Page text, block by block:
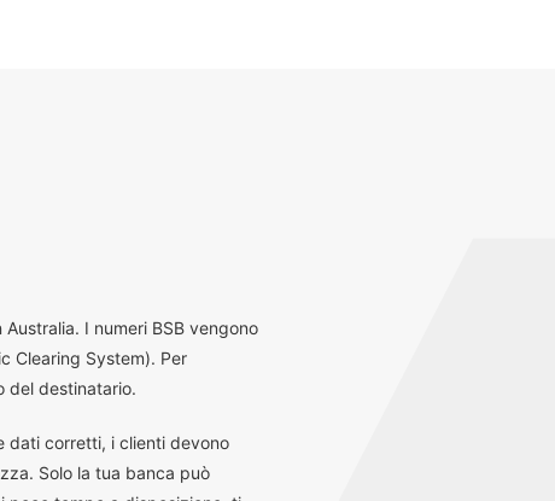
I numeri BSB vengono
Clearing System). Per
del destinatario.
dati corretti, i clienti devono
Solo la tua banca può